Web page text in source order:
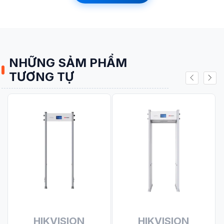
máy chấm công Suprema
BioLite Net
NHỮNG SẢM PHẨM
TƯƠNG TỰ
HIKVISION HIKVISION